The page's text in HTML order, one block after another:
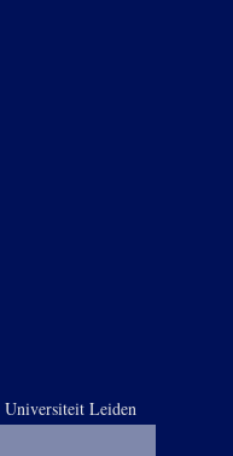
Universiteit Leiden